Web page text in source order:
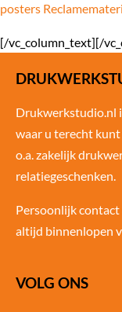
posters
[/vc_column_text][/
Drukwerkstudio.nl
waar u terecht
o.a. zakelijk
relatiegeschenken.
Persoonlijk
altijd binnenlopen
VOLG ONS